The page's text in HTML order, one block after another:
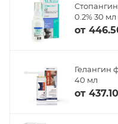
0.2% 30 мл
от
Гелангин
40 мл
от